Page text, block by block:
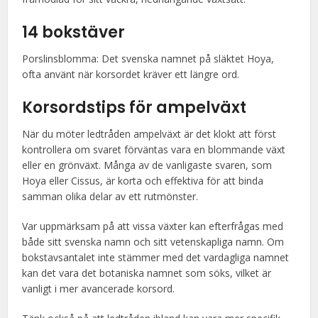
14 bokstäver
Porslinsblomma: Det svenska namnet på släktet Hoya,
ofta använt när korsordet kräver ett längre ord.
Korsordstips för ampelväxt
När du möter ledtråden ampelväxt är det klokt att först
kontrollera om svaret förväntas vara en blommande växt
eller en grönväxt. Många av de vanligaste svaren, som
Hoya eller Cissus, är korta och effektiva för att binda
samman olika delar av ett rutmönster.
Var uppmärksam på att vissa växter kan efterfrågas med
både sitt svenska namn och sitt vetenskapliga namn. Om
bokstavsantalet inte stämmer med det vardagliga namnet
kan det vara det botaniska namnet som söks, vilket är
vanligt i mer avancerade korsord.